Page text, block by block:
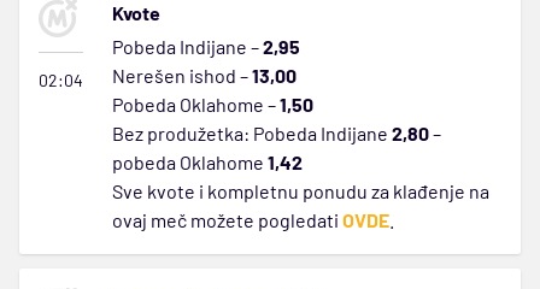
02:04
Kvote
Pobeda Indijane –2,95
Nerešen ishod –13,00
Pobeda Oklahome –1,50
Bez produžetka: Pobeda Indijane 2,80–
pobeda Oklahome 1,42
Sve kvote i kompletnu ponudu za klađenje na
ovaj meč možete pogledati OVDE